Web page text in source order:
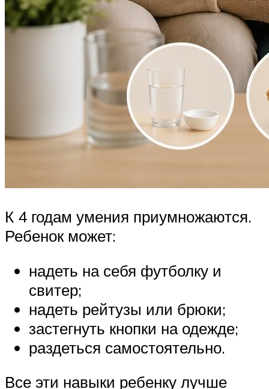
К 4 годам умения приумножаются.
Ребенок может:
надеть на себя футболку и
свитер;
надеть рейтузы или брюки;
застегнуть кнопки на одежде;
раздеться самостоятельно.
Все эти навыки ребенку лучше